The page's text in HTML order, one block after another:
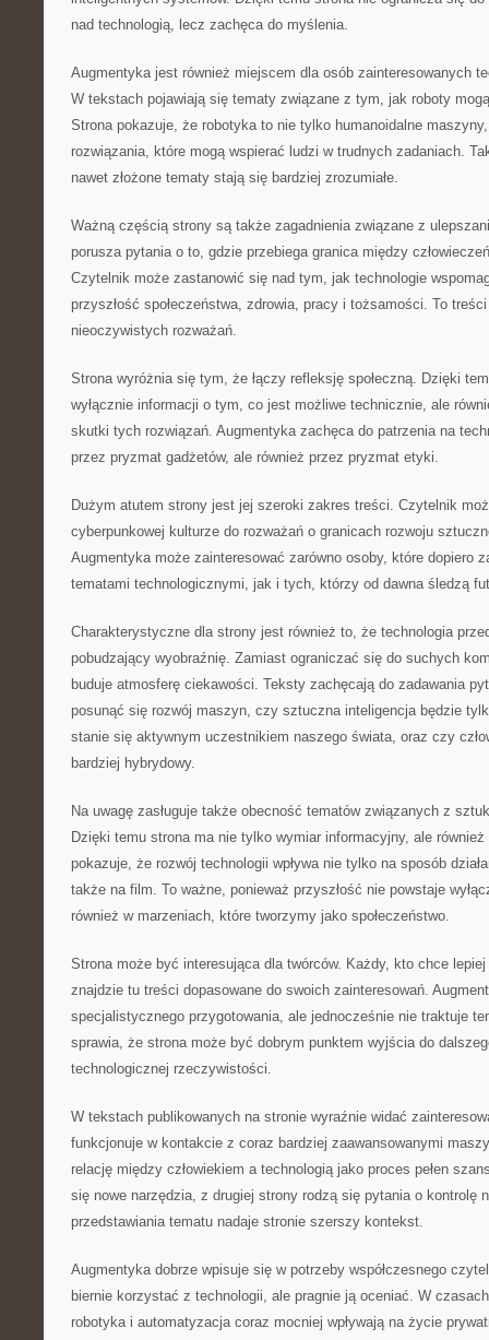
nad technologią, lecz zachęca do myślenia.
Augmentyka jest również miejscem dla osób zainteresowanych
W tekstach pojawiają się tematy związane z tym, jak roboty
Strona pokazuje, że robotyka to nie tylko humanoidalne
rozwiązania, które mogą wspierać ludzi w trudnych zadaniach.
nawet złożone tematy stają się bardziej zrozumiałe.
Ważną częścią strony są także zagadnienia związane z
porusza pytania o to, gdzie przebiega granica między
Czytelnik może zastanowić się nad tym, jak technologie
przyszłość społeczeństwa, zdrowia, pracy i tożsamości. To
nieoczywistych rozważań.
Strona wyróżnia się tym, że łączy refleksję społeczną. Dzięki
wyłącznie informacji o tym, co jest możliwe technicznie, ale
skutki tych rozwiązań. Augmentyka zachęca do patrzenia na
przez pryzmat gadżetów, ale również przez pryzmat etyki.
Dużym atutem strony jest jej szeroki zakres treści. Czytelnik
cyberpunkowej kulturze do rozważań o granicach rozwoju
Augmentyka może zainteresować zarówno osoby, które dopiero
tematami technologicznymi, jak i tych, którzy od dawna śledzą
Charakterystyczne dla strony jest również to, że technologia
pobudzający wyobraźnię. Zamiast ograniczać się do suchych
buduje atmosferę ciekawości. Teksty zachęcają do zadawania
posunąć się rozwój maszyn, czy sztuczna inteligencja będzie
stanie się aktywnym uczestnikiem naszego świata, oraz czy
bardziej hybrydowy.
Na uwagę zasługuje także obecność tematów związanych z
Dzięki temu strona ma nie tylko wymiar informacyjny, ale
pokazuje, że rozwój technologii wpływa nie tylko na sposób
także na film. To ważne, ponieważ przyszłość nie powstaje
również w marzeniach, które tworzymy jako społeczeństwo.
Strona może być interesująca dla twórców. Każdy, kto chce
znajdzie tu treści dopasowane do swoich zainteresowań.
specjalistycznego przygotowania, ale jednocześnie nie traktuje
sprawia, że strona może być dobrym punktem wyjścia do
technologicznej rzeczywistości.
W tekstach publikowanych na stronie wyraźnie widać
funkcjonuje w kontakcie z coraz bardziej zaawansowanymi
relację między człowiekiem a technologią jako proces pełen
się nowe narzędzia, z drugiej strony rodzą się pytania o kontrolę
przedstawiania tematu nadaje stronie szerszy kontekst.
Augmentyka dobrze wpisuje się w potrzeby współczesnego
biernie korzystać z technologii, ale pragnie ją oceniać. W
robotyka i automatyzacja coraz mocniej wpływają na życie